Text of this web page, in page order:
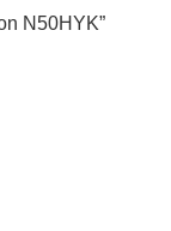
N50HYK”